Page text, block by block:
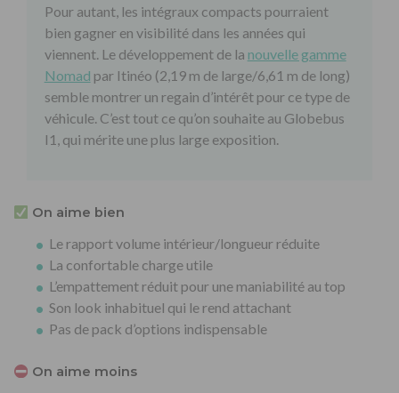
Pour autant, les intégraux compacts pourraient
bien gagner en visibilité dans les années qui
viennent. Le développement de la nouvelle gamme
Nomad par Itinéo (2,19 m de large/6,61 m de long)
semble montrer un regain d’intérêt pour ce type de
véhicule. C’est tout ce qu’on souhaite au Globebus
I1, qui mérite une plus large exposition.
On aime bien
Le rapport volume intérieur/longueur réduite
La confortable charge utile
L’empattement réduit pour une maniabilité au top
Son look inhabituel qui le rend attachant
Pas de pack d’options indispensable
On aime moins